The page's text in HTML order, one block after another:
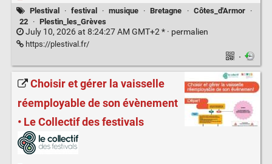
Plestival · festival · musique · Bretagne · Côtes_d'Armor
·
22
· Plestin_les_Grèves
July 10, 2026 at 8:24:27 AM GMT+2 * · permalien
https://plestival.fr/
·
Choisir et gérer la vaisselle
réemployable de son évènement
• Le Collectif des festivals